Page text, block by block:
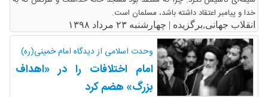
خدا و پیامبر اعتقاد داشته باشد، مسلمان است.
انقلاب جهانی,برگزیده | چهارشنبه ۲۳ مرداد ۱۳۹۸
وحدت اسلامی از دیدگاه امام خمینی(ره)
امام اختلافات را در «اهداف
بزرگ» هضم کرد